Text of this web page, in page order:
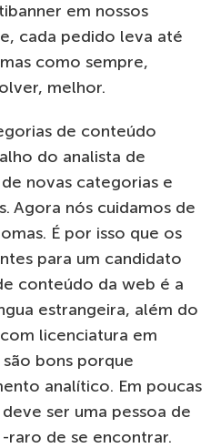
em nossos
cada pedido leva até
como sempre,
melhor.
de conteúdo
do analista de
novas categorias e
Agora nós cuidamos de
É por isso que os
para um candidato
conteúdo da web é a
estrangeira, além do
licenciatura em
bons porque
analítico. Em poucas
ser uma pessoa de
raro de se encontrar.